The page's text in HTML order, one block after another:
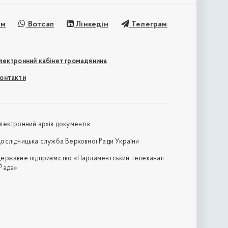
Вотсап Лінкедін Телеграм
кабінет громадянина
архів документів
служба Верховної Ради України
підприємство «Парламентський телеканал